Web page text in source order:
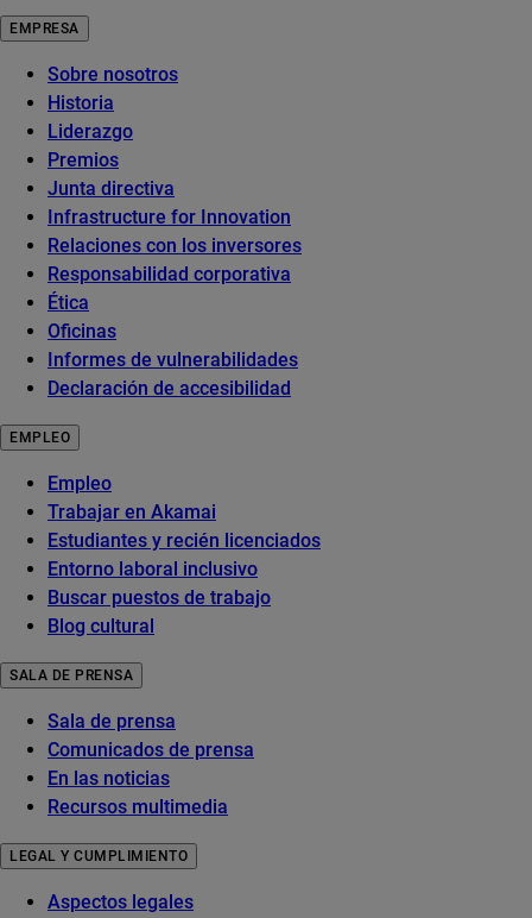
EMPRESA
Sobre nosotros
Historia
Liderazgo
Premios
Junta directiva
Infrastructure for Innovation
Relaciones con los inversores
Responsabilidad corporativa
Ética
Oficinas
Informes de vulnerabilidades
Declaración de accesibilidad
EMPLEO
Empleo
Trabajar en Akamai
Estudiantes y recién licenciados
Entorno laboral inclusivo
Buscar puestos de trabajo
Blog cultural
SALA DE PRENSA
Sala de prensa
Comunicados de prensa
En las noticias
Recursos multimedia
LEGAL Y CUMPLIMIENTO
Aspectos legales